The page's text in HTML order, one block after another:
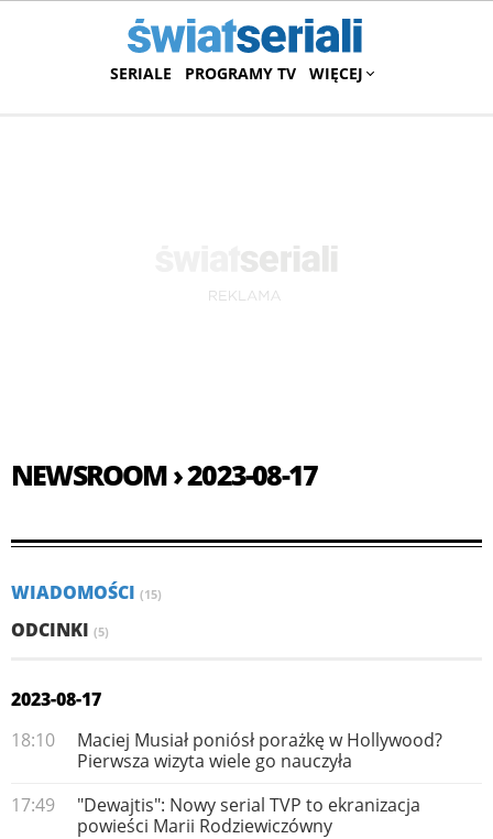
SERIALE PROGRAMY TV WIĘCEJ
NEWSROOM › 2023-08-17
WIADOMOŚCI (15)
ODCINKI (5)
2023-08-17
18:10
Maciej Musiał poniósł porażkę w Hollywood?
Pierwsza wizyta wiele go nauczyła
17:49
"Dewajtis": Nowy serial TVP to ekranizacja
powieści Marii Rodziewiczówny